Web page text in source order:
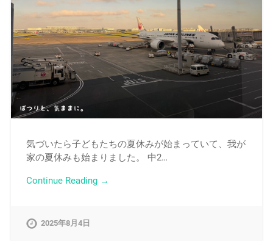
気づいたら子どもたちの夏休みが始まっていて、我が
家の夏休みも始まりました。 中2…
Continue Reading →
2025年8月4日